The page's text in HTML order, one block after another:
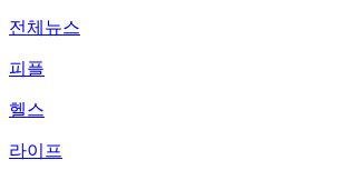
전체뉴스
피플
헬스
라이프